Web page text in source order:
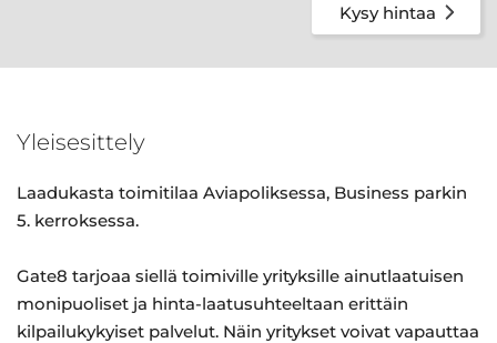
Kysy hintaa
Yleisesittely
Laadukasta toimitilaa Aviapoliksessa, Business parkin
5. kerroksessa.
Gate8 tarjoaa siellä toimiville yrityksille ainutlaatuisen
monipuoliset ja hinta-laatusuhteeltaan erittäin
kilpailukykyiset palvelut. Näin yritykset voivat vapauttaa